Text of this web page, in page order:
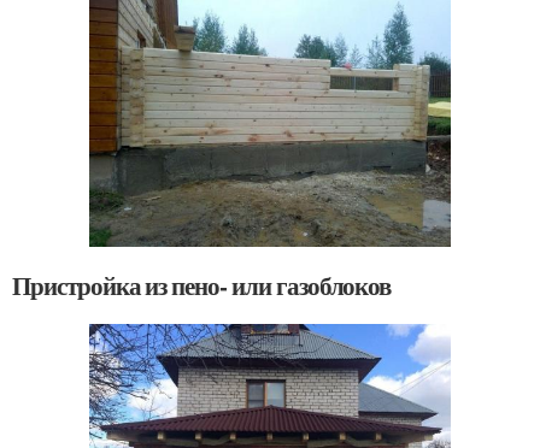
Пристройка из пено- или газоблоков